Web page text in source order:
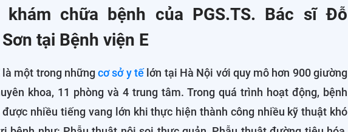
khám chữa bệnh của PGS.TS. Bác sĩ Đỗ
tại Bệnh viện E
là một trong nhữngcơ sở y tếlớn tại Hà Nội với quy mô hơn 900 giường
khoa, 11 phòng và 4 trung tâm. Trong quá trình hoạt động, bệnh
nhiều tiếng vang lớn khi thực hiện thành công nhiều kỹ thuật khó